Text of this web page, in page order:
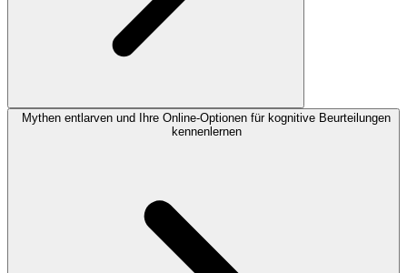
Mythen entlarven und Ihre Online-Optionen für kognitive Beurteilungen
kennenlernen